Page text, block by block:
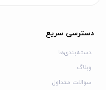
خواهد شد و با پشتیبانی
دانلود اسنپ باکس
اسنپ باکس رانندگان برای
دسترسی سریع
دسته‌بندی‌ها
وبلاگ
سوالات متداول